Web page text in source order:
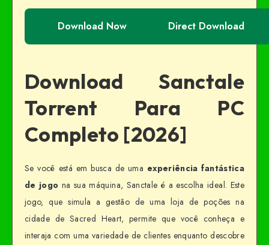
Download Now Direct Download
Download Sanctale
Torrent Para PC
Completo [2026]
Se você está em busca de uma experiência fantástica
de jogo na sua máquina, Sanctale é a escolha ideal. Este
jogo, que simula a gestão de uma loja de poções na
cidade de Sacred Heart, permite que você conheça e
interaja com uma variedade de clientes enquanto descobre